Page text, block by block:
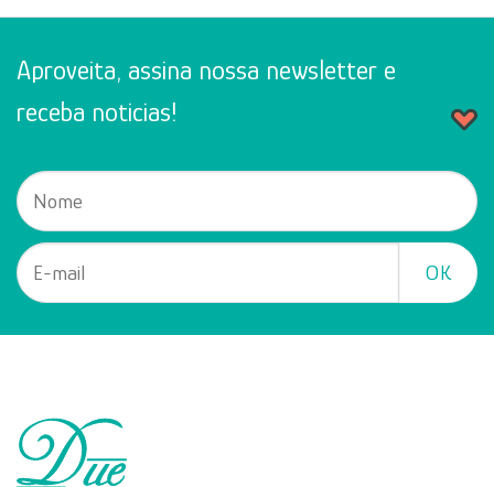
Aproveita, assina nossa newsletter e
receba noticias!